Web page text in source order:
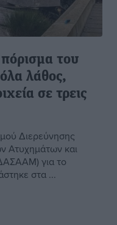
του
λάθος,
σε τρεις
Διερεύνησης
Ατυχημάτων και
για το
στα ...